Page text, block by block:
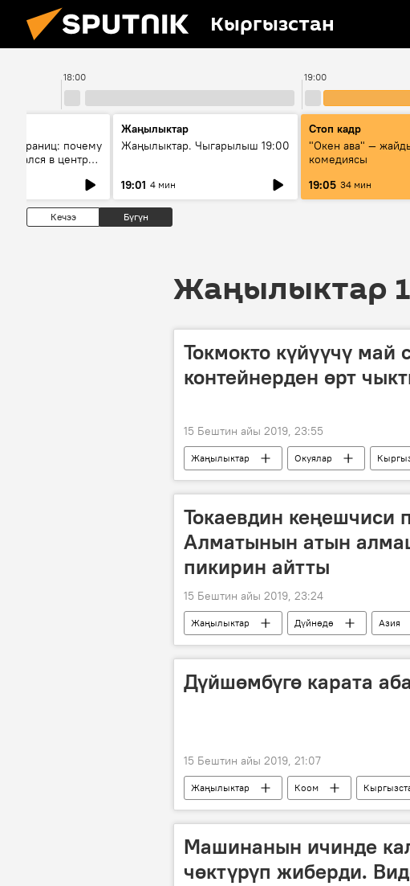
Кыргызстан
18:00 19:00
границ: почему
в центре
Жаңылыктар
Жаңылыктар. Чыгарылыш 19:00
19:01 4 мин
Стоп кадр
"Окен ава" —
комедиясы
19:05 34 мин
Кечээ Бүгүн
Жаңылыктар
Токмокто күйүүчү май
контейнерден өрт
15 Бештин айы 2019, 23:55
Жаңылыктар Окуялар
Күйүүчү май
Токаевдин кеңешчиси
Алматынын атын
пикирин айтты
15 Бештин айы 2019, 23:24
Жаңылыктар Дүйнөдө Азия
Казакстан
Алматы Касым-
Дүйшөмбүгө карата
15 Бештин айы 2019, 21:07
Жаңылыктар Коом
Машинанын ичинде
чөктүрүп жиберди.